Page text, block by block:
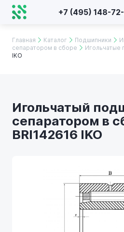
+7 (495) 148-
Главная Каталог Подшипники
сепаратором в сборе
Игольчатые
IKO
Игольчатый
сепаратором в
BRI142616 IKO